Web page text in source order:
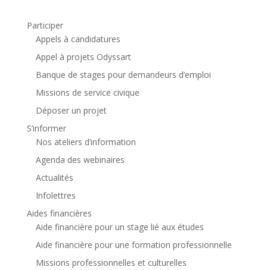
Participer
Appels à candidatures
Appel à projets Odyssart
Banque de stages pour demandeurs d’emploi
Missions de service civique
Déposer un projet
S’informer
Nos ateliers d’information
Agenda des webinaires
Actualités
Infolettres
Aides financières
Aide financière pour un stage lié aux études
Aide financière pour une formation professionnelle
Missions professionnelles et culturelles